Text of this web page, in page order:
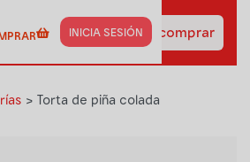
INICIA SESIÓNIr a comprar
> Torta de piña colada